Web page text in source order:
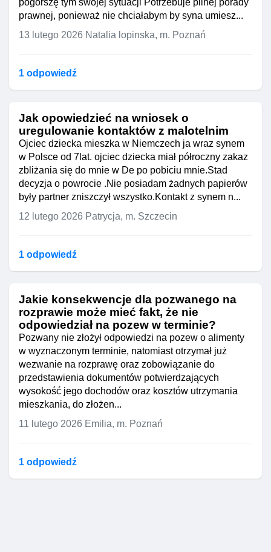
pogorszę tym swojej sytuacji Potrzebuje pilnej porady
prawnej, ponieważ nie chciałabym by syna umiesz...
13 lutego 2026 Natalia lopinska, m. Poznań
1 odpowiedź
Jak opowiedzieć na wniosek o
uregulowanie kontaktów z malotelnim
Ojciec dziecka mieszka w Niemczech ja wraz synem
w Polsce od 7lat. ojciec dziecka miał półroczny zakaz
zbliżania się do mnie w De po pobiciu mnie.Stad
decyzja o powrocie .Nie posiadam żadnych papierów
były partner zniszczył wszystko.Kontakt z synem n...
12 lutego 2026 Patrycja, m. Szczecin
1 odpowiedź
Jakie konsekwencje dla pozwanego na
rozprawie może mieć fakt, że nie
odpowiedział na pozew w terminie?
Pozwany nie złożył odpowiedzi na pozew o alimenty
w wyznaczonym terminie, natomiast otrzymał już
wezwanie na rozprawę oraz zobowiązanie do
przedstawienia dokumentów potwierdzających
wysokość jego dochodów oraz kosztów utrzymania
mieszkania, do złożen...
11 lutego 2026 Emilia, m. Poznań
1 odpowiedź